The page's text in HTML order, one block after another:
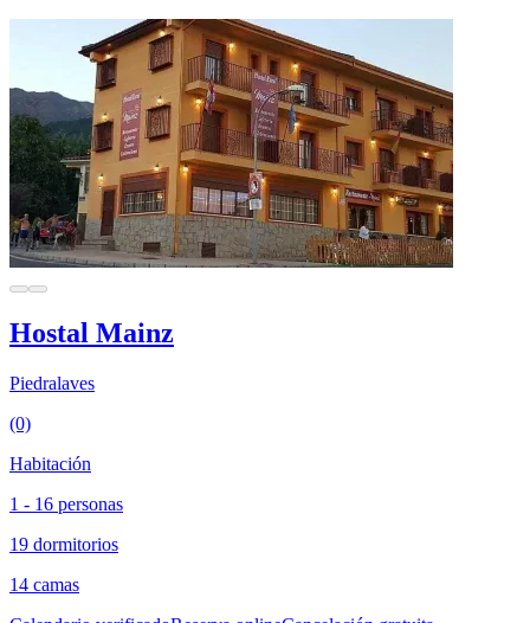
Hostal Mainz
Piedralaves
(0)
Habitación
1 - 16 personas
19 dormitorios
14 camas